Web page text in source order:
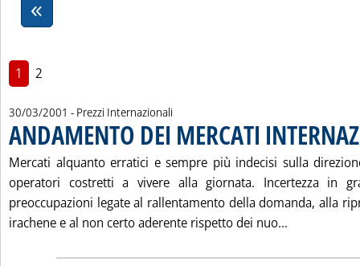
1 2
30/03/2001 - Prezzi Internazionali
ANDAMENTO DEI MERCATI
Mercati alquanto erratici e sempre più indecisi sulla
operatori costretti a vivere alla giornata. Incertezza in
preoccupazioni legate al rallentamento della domanda, alla
irachene e al non certo aderente rispetto dei nuo...